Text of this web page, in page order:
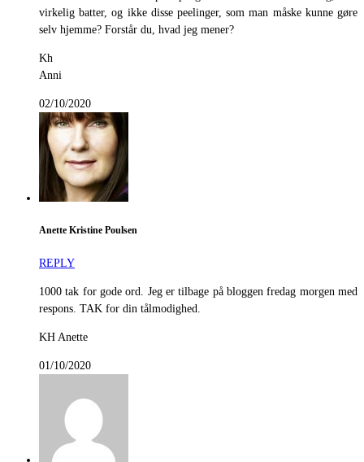
virkelig batter, og ikke disse peelinger, som man måske kunne gøre
selv hjemme? Forstår du, hvad jeg mener?
Kh
Anni
02/10/2020
Anette Kristine Poulsen
REPLY
1000 tak for gode ord. Jeg er tilbage på bloggen fredag morgen med
respons. TAK for din tålmodighed.
KH Anette
01/10/2020